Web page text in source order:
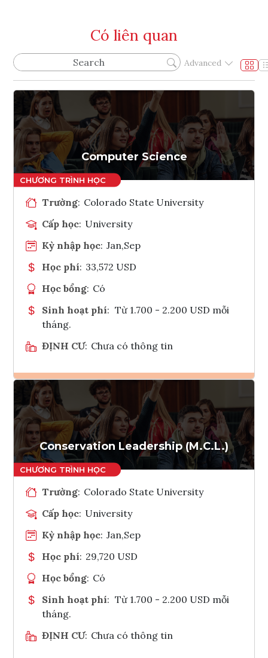
Có liên quan
Advanced
Computer Science
Trường: Colorado State University
Cấp học: University
Kỳ nhập học: Jan,Sep
Học phí: 33,572 USD
Học bổng: Có
Sinh hoạt phí: Từ 1.700 - 2.200 USD mỗi
tháng.
ĐỊNH CƯ: Chưa có thông tin
Ghi danh
Tham vấn Interlink
Conservation Leadership (M.C.L.)
Trường: Colorado State University
Cấp học: University
Kỳ nhập học: Jan,Sep
Học phí: 29,720 USD
Học bổng: Có
Sinh hoạt phí: Từ 1.700 - 2.200 USD mỗi
tháng.
ĐỊNH CƯ: Chưa có thông tin